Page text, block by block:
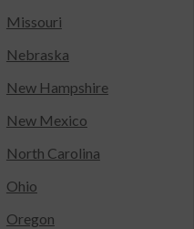
Missouri
Nebraska
New Hampshire
New Mexico
North Carolina
Ohio
Oregon